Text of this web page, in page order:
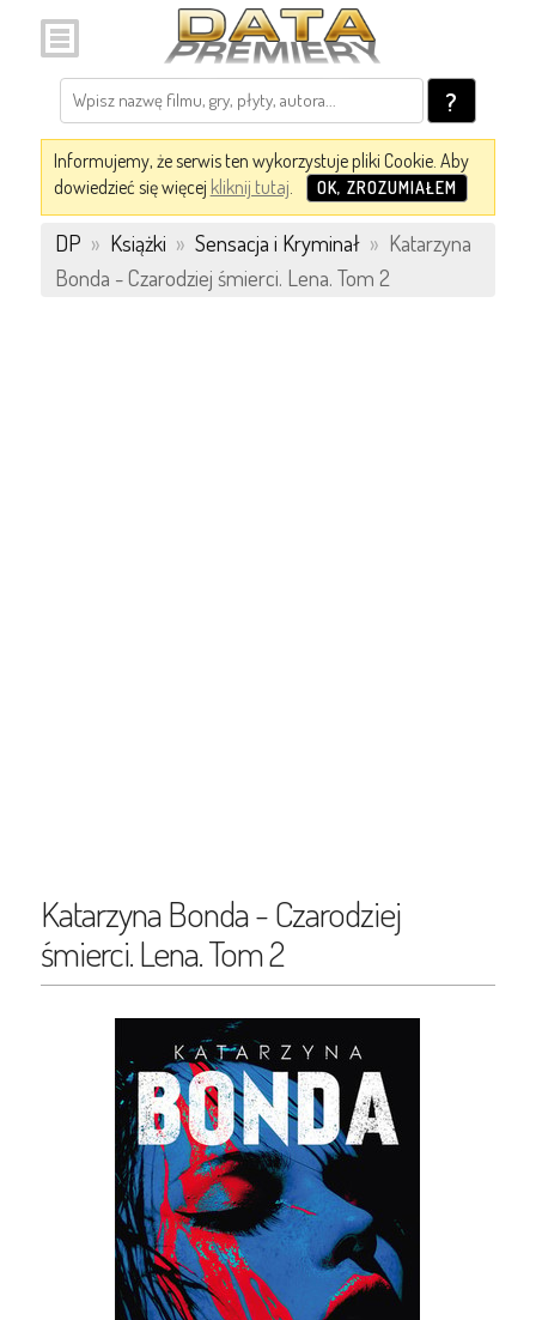
?
Informujemy, że serwis ten wykorzystuje pliki Cookie. Aby
dowiedzieć się więcej kliknij tutaj. OK, ZROZUMIAŁEM
DP » Książki » Sensacja i Kryminał » Katarzyna
Bonda - Czarodziej śmierci. Lena. Tom 2
Katarzyna Bonda - Czarodziej
śmierci. Lena. Tom 2